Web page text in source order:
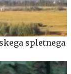
spletnega